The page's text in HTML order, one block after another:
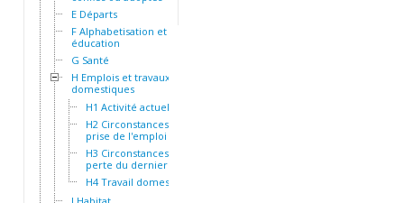
E Départs
F Alphabetisation et
éducation
G Santé
H Emplois et travaux
domestiques
H1 Activité actuelle
H2 Circonstances de la
prise de l'emploi actuel
H3 Circonstances de la
perte du dernier emploi
H4 Travail domestique